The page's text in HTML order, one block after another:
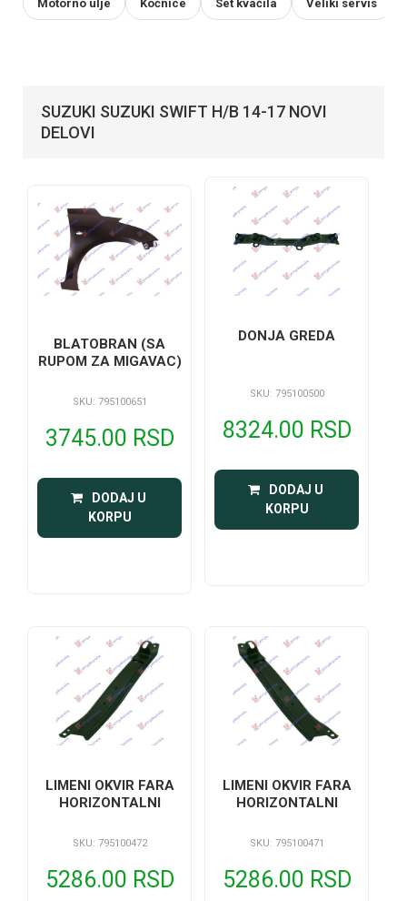
Motorno ulje Kočnice Set kvačila Veliki servis
SUZUKI SUZUKI SWIFT H/B 14-17 NOVI
DELOVI
BLATOBRAN (SA
RUPOM ZA MIGAVAC)
SKU: 795100651
3745.00 RSD
DODAJ U
KORPU
DONJA GREDA
SKU: 795100500
8324.00 RSD
DODAJ U
KORPU
LIMENI OKVIR FARA
HORIZONTALNI
SKU: 795100472
5286.00 RSD
LIMENI OKVIR FARA
HORIZONTALNI
SKU: 795100471
5286.00 RSD